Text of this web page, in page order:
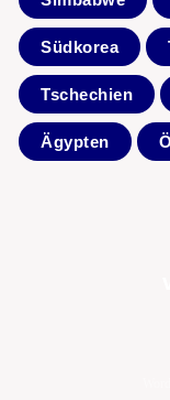
Südkorea
Tschechien
Ägypten